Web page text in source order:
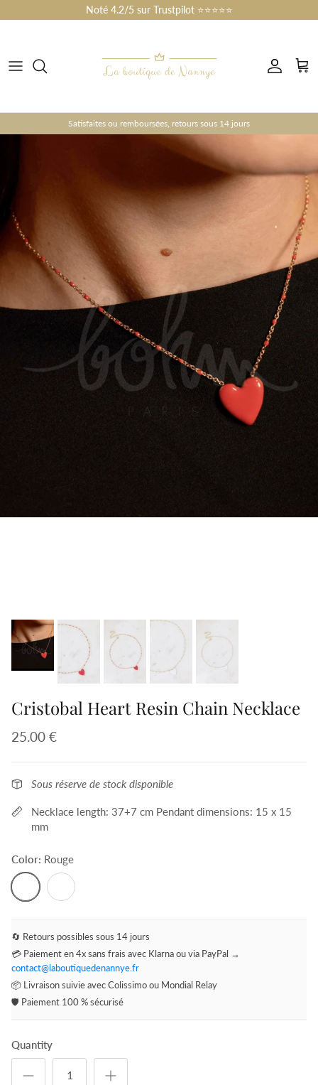
Noté 4.2/5 sur Trustpilot ⭐⭐⭐⭐⭐
Account
Cart
Satisfaites ou remboursées, retours sous 14 jours
Cristobal Heart Resin Chain Necklace
25.00 €
Sous réserve de stock disponible
Necklace length: 37+7 cm Pendant dimensions: 15 x 15
mm
Color: Rouge
Rouge
Blanc
🔄 Retours possibles sous 14 jours
💳 Paiement en 4x sans frais avec Klarna ou via PayPal →
contact@laboutiquedenannye.fr
📦 Livraison suivie avec Colissimo ou Mondial Relay
🛡️ Paiement 100 % sécurisé
Quantity